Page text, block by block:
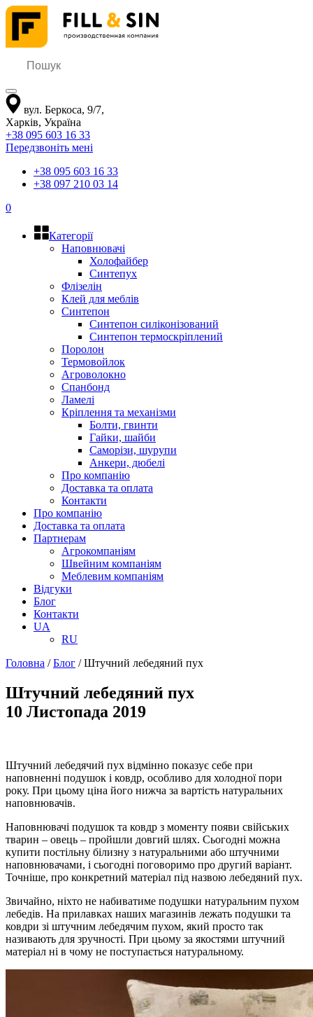
вул. Беркоса, 9/7,
Харків, Україна
+38 095 603 16 33
Передзвоніть мені
+38 095 603 16 33
+38 097 210 03 14
0
Категорії
Наповнювачі
Холофайбер
Синтепух
Флізелін
Клей для меблів
Синтепон
Синтепон силіконізований
Синтепон термоскріплений
Поролон
Термовойлок
Агроволокно
Спанбонд
Ламелі
Кріплення та механізми
Болти, гвинти
Гайки, шайби
Саморізи, шурупи
Анкери, дюбелі
Про компанію
Доставка та оплата
Контакти
Про компанію
Доставка та оплата
Партнерам
Агрокомпаніям
Швейним компаніям
Меблевим компаніям
Відгуки
Блог
Контакти
UA
RU
Головна /Блог /Штучний лебедяний пух
Штучний лебедяний пух
10 Листопада 2019
Штучний лебедячий пух відмінно показує себе при
наповненні подушок і ковдр, особливо для холодної пори
року. При цьому ціна його нижча за вартість натуральних
наповнювачів.
Наповнювачі подушок та ковдр з моменту появи свійських
тварин – овець – пройшли довгий шлях. Сьогодні можна
купити постільну білизну з натуральними або штучними
наповнювачами, і сьогодні поговоримо про другий варіант.
Точніше, про конкретний матеріал під назвою лебедяний пух.
Звичайно, ніхто не набиватиме подушки натуральним пухом
лебедів. На прилавках наших магазинів лежать подушки та
ковдри зі штучним лебедячим пухом, який просто так
називають для зручності. При цьому за якостями штучний
матеріал ні в чому не поступається натуральному.